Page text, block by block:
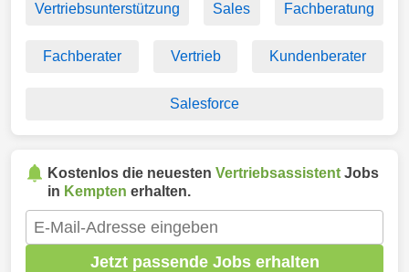
Vertriebsunterstützung Sales Fachberatung
Fachberater Vertrieb Kundenberater
Salesforce
Kostenlos die neuesten Vertriebsassistent Jobs
in Kempten erhalten.
Jetzt passende Jobs erhalten